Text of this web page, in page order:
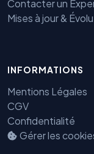
Contacter un
Mises à jour &
INFORMATIONS
Mentions Légales
CGV
Confidentialité
Gérer les